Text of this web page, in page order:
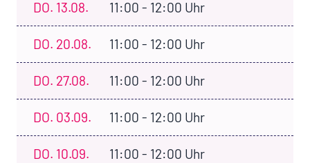
DO. 13.08. 11:00 - 12:00 Uhr
DO. 20.08. 11:00 - 12:00 Uhr
DO. 27.08. 11:00 - 12:00 Uhr
DO. 03.09. 11:00 - 12:00 Uhr
DO. 10.09. 11:00 - 12:00 Uhr